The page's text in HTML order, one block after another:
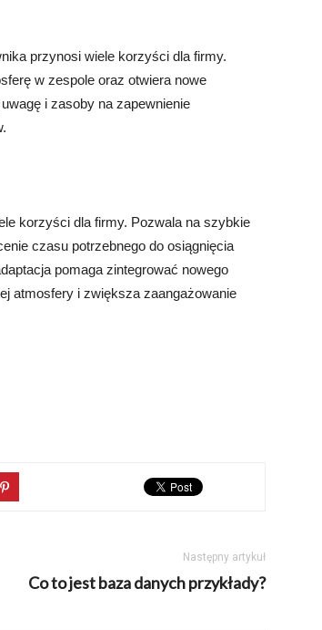
przynosi wiele korzyści dla firmy.
w zespole oraz otwiera nowe
i zasoby na zapewnienie
korzyści dla firmy. Pozwala na szybkie
czasu potrzebnego do osiągnięcia
pomaga zintegrować nowego
atmosfery i zwiększa zaangażowanie
Następny artykuł
Co to jest baza danych przykłady?